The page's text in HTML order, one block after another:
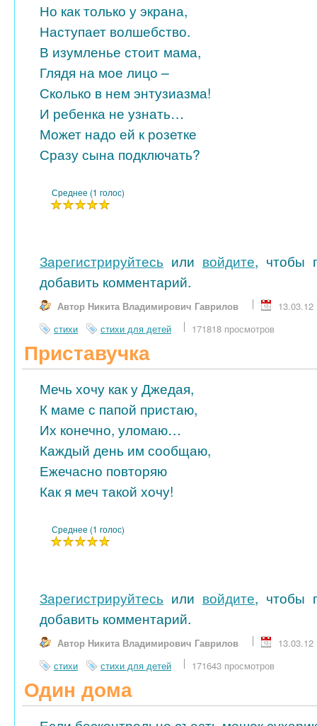
Но как только у экрана,
Наступает волшебство.
В изумленье стоит мама,
Глядя на мое лицо –
Сколько в нем энтузиазма!
И ребенка не узнать…
Может надо ей к розетке
Сразу сына подключать?
Среднее (1 голос)
Зарегистрируйтесь или войдите, чтобы
добавить комментарий.
Автор Никита Владимирович Гаврилов
13.03.12
стихи
стихи для детей 171818 просмотров
Приставучка
Мечь хочу как у Джедая,
К маме с папой пристаю,
Их конечно, уломаю…
Каждый день им сообщаю,
Ежечасно повторяю
Как я меч такой хочу!
Среднее (1 голос)
Зарегистрируйтесь или войдите, чтобы
добавить комментарий.
Автор Никита Владимирович Гаврилов
13.03.12
стихи
стихи для детей 171643 просмотров
Один дома